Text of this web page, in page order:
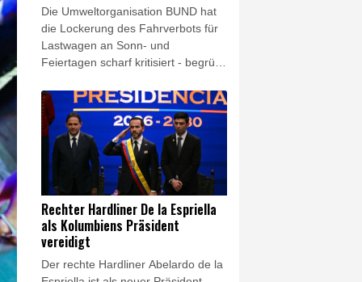
Die Umweltorganisation BUND hat
die Lockerung des Fahrverbots für
Lastwagen an Sonn- und
Feiertagen scharf kritisiert - begrüßt
Bundesverband der Deutschen
Industrie (BDI). Es sei keine
Lösung, wegen des Niedrigwassers
in Flüssen "den Schiffstransport
jetzt durch hunderte oder tausende
Lkw-Fahrten zu ersetzen", sagte
der BUND-Chef Olaf Bandt der
"Rheinischen Post"
(Samstagsausgabe). Dies werde
"Menschen und Klima" belasten.
Rechter Hardliner De la Espriella
als Kolumbiens Präsident
vereidigt
Der rechte Hardliner Abelardo de la